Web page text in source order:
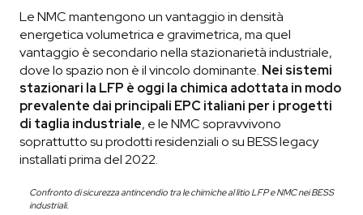
Le NMC mantengono un vantaggio in densità
energetica volumetrica e gravimetrica, ma quel
vantaggio è secondario nella stazionarietà industriale,
dove lo spazio non è il vincolo dominante. Nei sistemi
stazionari la LFP è oggi la chimica adottata in modo
prevalente dai principali EPC italiani per i progetti
di taglia industriale, e le NMC sopravvivono
soprattutto su prodotti residenziali o su BESS legacy
installati prima del 2022.
Confronto di sicurezza antincendio tra le chimiche al litio LFP e NMC nei BESS
industriali.